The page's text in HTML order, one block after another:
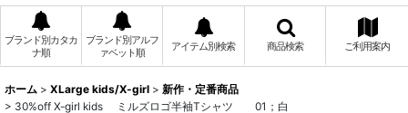
ブランド別カタカ
ナ順
ブランド別アルフ
ァベット順
アイテム別検索 商品検索 ご利用案内
ホーム > XLarge kids/X-girl > 新作・定番商品
> 30%off X-girl kids ミルズロゴ半袖Tシャツ 01；白